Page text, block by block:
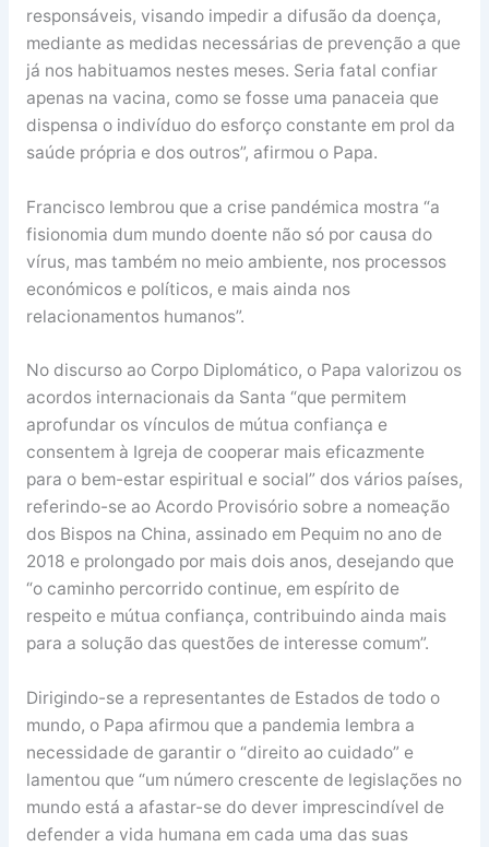
responsáveis, visando impedir a difusão da doença,
mediante as medidas necessárias de prevenção a que
já nos habituamos nestes meses. Seria fatal confiar
apenas na vacina, como se fosse uma panaceia que
dispensa o indivíduo do esforço constante em prol da
saúde própria e dos outros”, afirmou o Papa.
Francisco lembrou que a crise pandémica mostra “a
fisionomia dum mundo doente não só por causa do
vírus, mas também no meio ambiente, nos processos
económicos e políticos, e mais ainda nos
relacionamentos humanos”.
No discurso ao Corpo Diplomático, o Papa valorizou os
acordos internacionais da Santa “que permitem
aprofundar os vínculos de mútua confiança e
consentem à Igreja de cooperar mais eficazmente
para o bem-estar espiritual e social” dos vários países,
referindo-se ao Acordo Provisório sobre a nomeação
dos Bispos na China, assinado em Pequim no ano de
2018 e prolongado por mais dois anos, desejando que
“o caminho percorrido continue, em espírito de
respeito e mútua confiança, contribuindo ainda mais
para a solução das questões de interesse comum”.
Dirigindo-se a representantes de Estados de todo o
mundo, o Papa afirmou que a pandemia lembra a
necessidade de garantir o “direito ao cuidado” e
lamentou que “um número crescente de legislações no
mundo está a afastar-se do dever imprescindível de
defender a vida humana em cada uma das suas